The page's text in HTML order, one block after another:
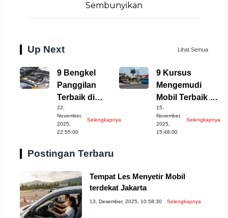
Sembunyikan
Up Next Lihat Semua
9 Bengkel
Panggilan
Terbaik di
Salatiga untuk
Anda!
22,
November,
2025,
22:55:00
Selengkapnya
9 Kursus
Mengemudi
Mobil Terbaik di
Kota Bogor
yang Wajib
Dicoba
15,
November,
2025,
15:48:00
Selengkapnya
Postingan Terbaru
Tempat Les Menyetir Mobil
terdekat Jakarta
13, Desember, 2025, 10:58:30 Selengkapnya